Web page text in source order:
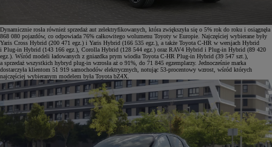
Dynamicznie rosła również sprzedaż aut zelektryfikowanych, która zwiększyła się o 5% rok do roku i osiągnęła
868 080 pojazdów, co odpowiada 76% całkowitego wolumenu Toyoty w Europie. Najczęściej wybierane były
Yaris Cross Hybrid (200 471 egz.) i Yaris Hybrid (166 535 egz.), a także Toyota C-HR w wersjach Hybrid
i Plug-in Hybrid (143 166 egz.), Corolla Hybrid (128 544 egz.) oraz RAV4 Hybrid i Plug-in Hybrid (89 420
egz.). Wśród modeli ładowanych z gniazdka prym wiodła Toyota C-HR Plug-in Hybrid (39 547 szt.),
a sprzedaż wszystkich hybryd plug-in wzrosła aż o 91%, do 71 845 egzemplarzy. Jednocześnie marka
dostarczyła klientom 51 919 samochodów elektrycznych, notując 53-procentowy wzrost, wśród których
najczęściej wybieranym modelem była Toyota bZ4X.